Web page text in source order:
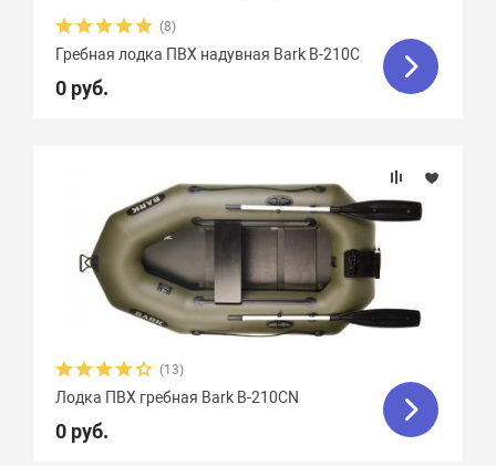
(8)
Гребная лодка ПВХ надувная Bark B-210С
0 руб.
(13)
Лодка ПВХ гребная Bark B-210СN
0 руб.